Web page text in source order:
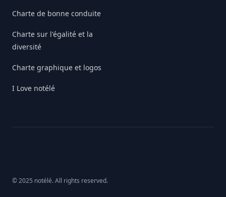
Charte de bonne conduite
Charte sur l'égalité et la
diversité
Charte graphique et logos
I Love notélé
© 2025 notélé. All rights reserved.